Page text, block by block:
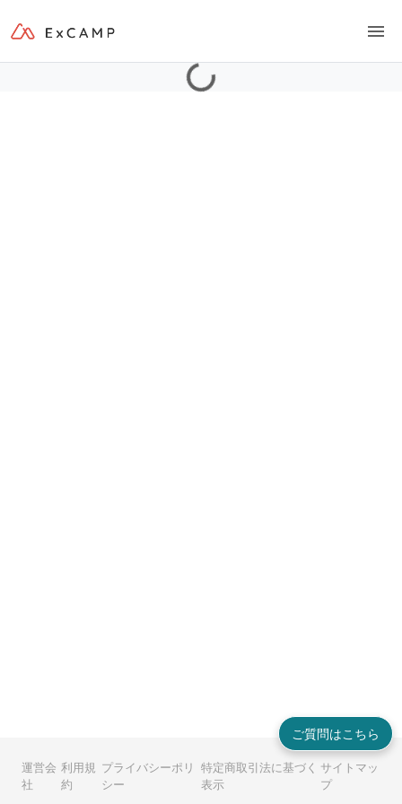
ご質問はこちら
運営会
社
利用規
約
プライバシーポリ
シー
特定商取引法に基づく
表示
サイトマッ
プ